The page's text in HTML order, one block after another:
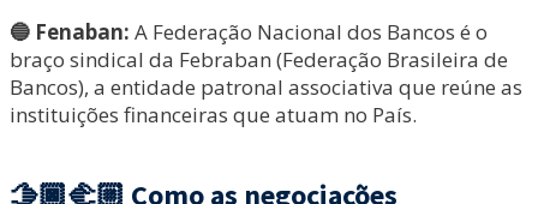
🔵 Fenaban: A Federação Nacional dos Bancos é o
braço sindical da Febraban (Federação Brasileira de
Bancos), a entidade patronal associativa que reúne as
instituições financeiras que atuam no País.
🫱🏿‍🫲🏼 Como as negociações